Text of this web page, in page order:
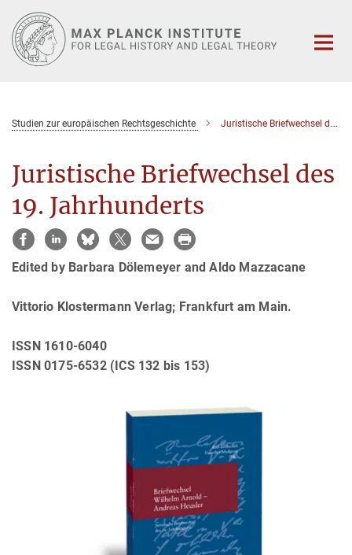
Main-
Content
Studien zur europäischen Rechtsgeschichte Juristische Briefwechsel des 19. Jahrhunderts
Juristische Briefwechsel des
19. Jahrhunderts
Edited by Barbara Dölemeyer and Aldo Mazzacane
Vittorio Klostermann Verlag; Frankfurt am Main.
ISSN 1610-6040
ISSN 0175-6532 (ICS 132 bis 153)